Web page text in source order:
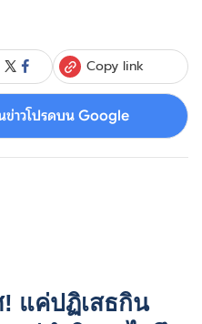
Copy link
ข่าวโปรดบน Google
แค่ปฏิเสธกิน